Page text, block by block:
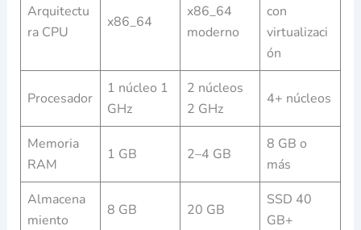
Arquitectu
ra CPU
x86_64
x86_64
moderno
con
virtualizaci
ón
Procesador
1 núcleo 1
GHz
2 núcleos
2 GHz
4+ núcleos
Memoria
RAM
1 GB 2–4 GB
8 GB o
más
Almacena
miento
8 GB 20 GB
SSD 40
GB+